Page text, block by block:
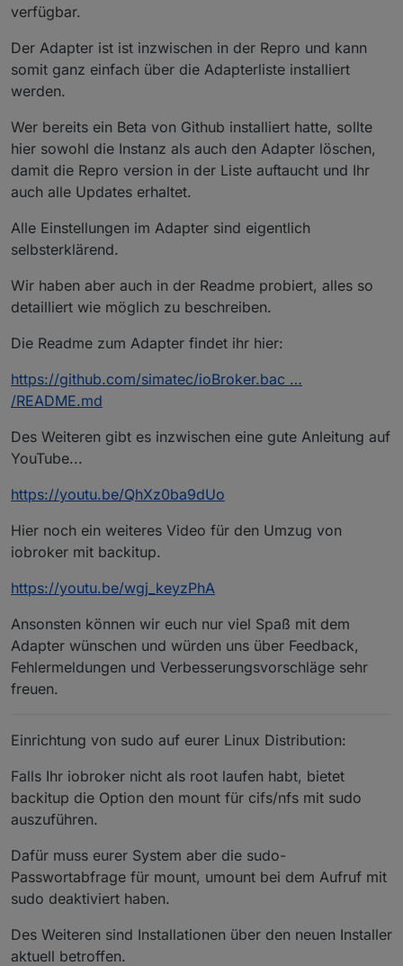
verfügbar.
Der Adapter ist ist inzwischen in der Repro und kann
somit ganz einfach über die Adapterliste installiert
werden.
Wer bereits ein Beta von Github installiert hatte, sollte
hier sowohl die Instanz als auch den Adapter löschen,
damit die Repro version in der Liste auftaucht und Ihr
auch alle Updates erhaltet.
Alle Einstellungen im Adapter sind eigentlich
selbsterklärend.
Wir haben aber auch in der Readme probiert, alles so
detailliert wie möglich zu beschreiben.
Die Readme zum Adapter findet ihr hier:
https://github.com/simatec/ioBroker.bac …
/README.md
Des Weiteren gibt es inzwischen eine gute Anleitung auf
YouTube...
https://youtu.be/QhXz0ba9dUo
Hier noch ein weiteres Video für den Umzug von
iobroker mit backitup.
https://youtu.be/wgj_keyzPhA
Ansonsten können wir euch nur viel Spaß mit dem
Adapter wünschen und würden uns über Feedback,
Fehlermeldungen und Verbesserungsvorschläge sehr
freuen.
Einrichtung von sudo auf eurer Linux Distribution:
Falls Ihr iobroker nicht als root laufen habt, bietet
backitup die Option den mount für cifs/nfs mit sudo
auszuführen.
Dafür muss eurer System aber die sudo-
Passwortabfrage für mount, umount bei dem Aufruf mit
sudo deaktiviert haben.
Des Weiteren sind Installationen über den neuen Installer
aktuell betroffen.